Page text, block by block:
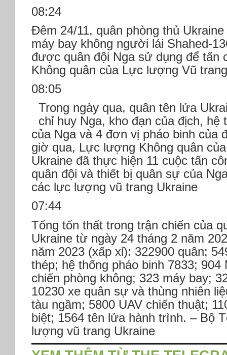
08:24
Đêm 24/11, quân phòng thủ
máy bay không người lái Shahed-
được quân đội Nga sử dụng để tấn
Không quân của Lực lượng Vũ
08:05
Trong ngày qua, quân tên lửa
chỉ huy Nga, kho đạn của địch, hệ
của Nga và 4 đơn vị pháo binh của
giờ qua, Lực lượng Không quân
Ukraine đã thực hiện 11 cuộc tấn
quân đội và thiết bị quân sự của
các lực lượng vũ trang Ukraine
07:44
Tổng tổn thất trong trận chiến của
Ukraine từ ngày 24 tháng 2 năm
năm 2023 (xấp xỉ): 322900 quân;
thép; hệ thống pháo binh 7833;
chiến phòng không; 323 máy bay;
10230 xe quân sự và thùng nhiên
tàu ngầm; 5800 UAV chiến thuật;
biệt; 1564 tên lửa hành trình. – Bộ
lượng vũ trang Ukraine